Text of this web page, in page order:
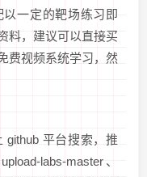
一定的靶场练习即
料，建议可以直接买
费视频系统学习，然
github 平台搜索，推
labs-master、